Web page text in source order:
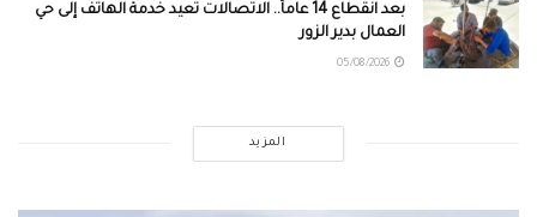
بعد انقطاع 14 عاماً.. الاتصالات تعيد خدمة الهاتف إلى حي
العمال بدير الزور
المزيد